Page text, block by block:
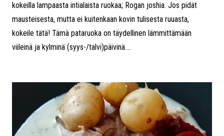
kokeilla lampaasta intialaista ruokaa; Rogan joshia. Jos pidät
mausteisesta, mutta ei kuitenkaan kovin tulisesta ruuasta,
kokeile tätä! Tämä pataruoka on täydellinen lämmittämään
viileinä ja kylminä (syys-/talvi)päivinä....